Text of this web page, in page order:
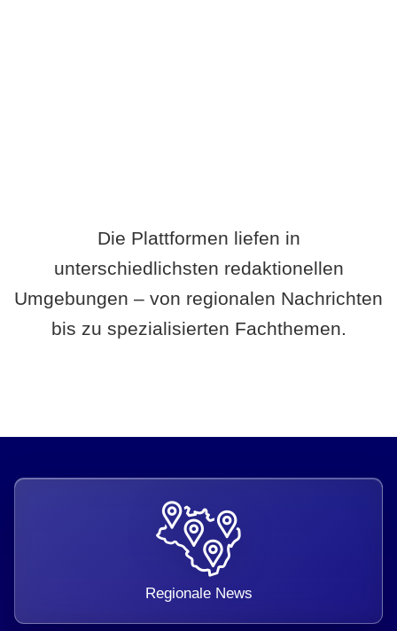
Die Plattformen liefen in
unterschiedlichsten redaktionellen
Umgebungen – von regionalen Nachrichten
bis zu spezialisierten Fachthemen.
Regionale News